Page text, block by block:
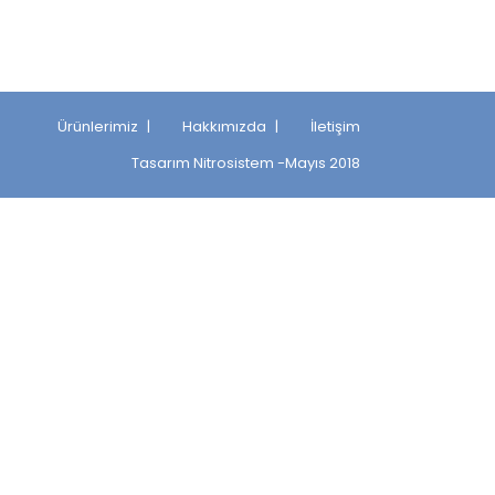
Ürünlerimiz Hakkımızda
İletişim
Tasarım Nitrosistem -Mayıs 2018